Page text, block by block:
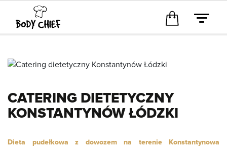
CATERING DIETETYCZNY
KONSTANTYNÓW ŁÓDZKI
Dieta pudełkowa z dowozem na terenie Konstantynowa